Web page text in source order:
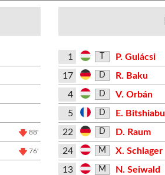
88'
76'
1
P. Gulácsi
17
D
R. Baku
4
D
V. Orbán
5
D
E. Bitshiabu
22
D
D. Raum
24
M
X. Schlager
13
M
N. Seiwald